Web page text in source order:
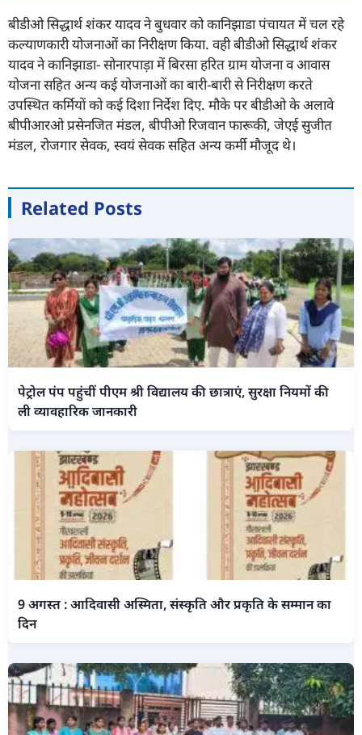
बीडीओ सिद्धार्थ शंकर यादव ने बुधवार को कानिझाडा पंचायत में चल रहे
कल्याणकारी योजनाओं का निरीक्षण किया. वही बीडीओ सिद्धार्थ शंकर
यादव ने कानिझाडा- सोनारपाड़ा में बिरसा हरित ग्राम योजना व आवास
योजना सहित अन्य कई योजनाओं का बारी-बारी से निरीक्षण करते
उपस्थित कर्मियों को कई दिशा निर्देश दिए. मौके पर बीडीओ के अलावे
बीपीआरओ प्रसेनजित मंडल, बीपीओ रिजवान फारूकी, जेएई सुजीत
मंडल, रोजगार सेवक, स्वयं सेवक सहित अन्य कर्मी मौजूद थे।
Related Posts
पेट्रोल पंप पहुंचीं पीएम श्री विद्यालय की छात्राएं, सुरक्षा नियमों की
ली व्यावहारिक जानकारी
9 अगस्त : आदिवासी अस्मिता, संस्कृति और प्रकृति के सम्मान का
दिन